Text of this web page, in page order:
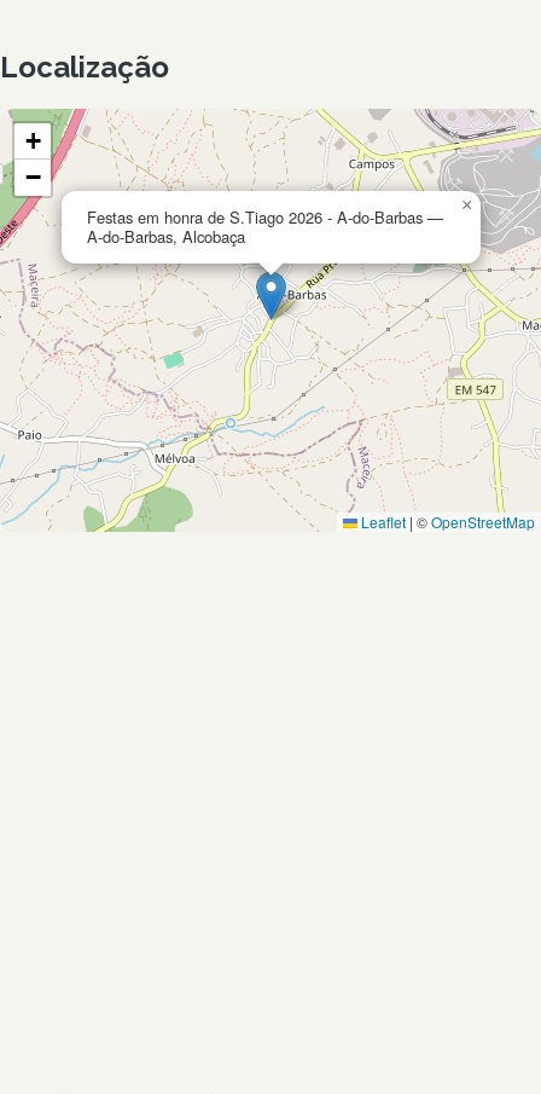
Localização
Festas em honra de S.Tiago 2026 - A-do-Barbas —
A-do-Barbas, Alcobaça
×
+
−
Leaflet | ©OpenStreetMap